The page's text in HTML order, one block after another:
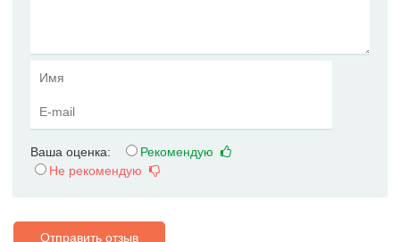
Ваша оценка:
Рекомендую
Не рекомендую
Отправить отзыв